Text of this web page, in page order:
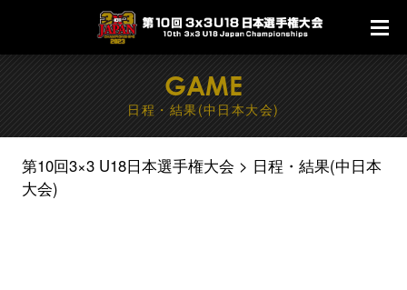
GAME
日程・結果(中日本大会)
第10回3×3 U18日本選手権大会
日程・結果(中日本
大会)